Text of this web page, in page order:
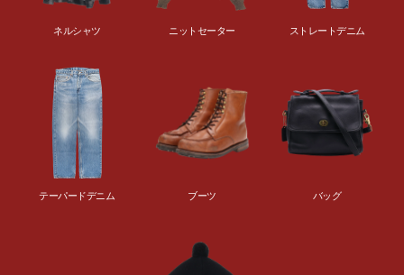
ネルシャツ ニットセーター ストレートデニム
テーパードデニム ブーツ バッグ